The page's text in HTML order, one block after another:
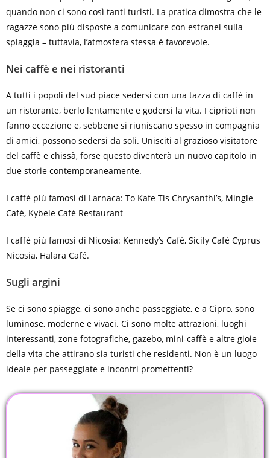
quando non ci sono così tanti turisti. La pratica dimostra che le
ragazze sono più disposte a comunicare con estranei sulla
spiaggia – tuttavia, l’atmosfera stessa è favorevole.
Nei caffè e nei ristoranti
A tutti i popoli del sud piace sedersi con una tazza di caffè in
un ristorante, berlo lentamente e godersi la vita. I ciprioti non
fanno eccezione e, sebbene si riuniscano spesso in compagnia
di amici, possono sedersi da soli. Unisciti al grazioso visitatore
del caffè e chissà, forse questo diventerà un nuovo capitolo in
due storie contemporaneamente.
I caffè più famosi di Larnaca: To Kafe Tis Chrysanthi’s, Mingle
Café, Kybele Café Restaurant
I caffè più famosi di Nicosia: Kennedy’s Café, Sicily Café Cyprus
Nicosia, Halara Café.
Sugli argini
Se ci sono spiagge, ci sono anche passeggiate, e a Cipro, sono
luminose, moderne e vivaci. Ci sono molte attrazioni, luoghi
interessanti, zone fotografiche, gazebo, mini-caffè e altre gioie
della vita che attirano sia turisti che residenti. Non è un luogo
ideale per passeggiate e incontri promettenti?